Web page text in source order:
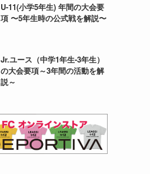
U-11(小学5年生) 年間の大会要
項 〜5年生時の公式戦を解説〜
Jr.ユース（中学1年生-3年生）
の大会要項～3年間の活動を解
説～